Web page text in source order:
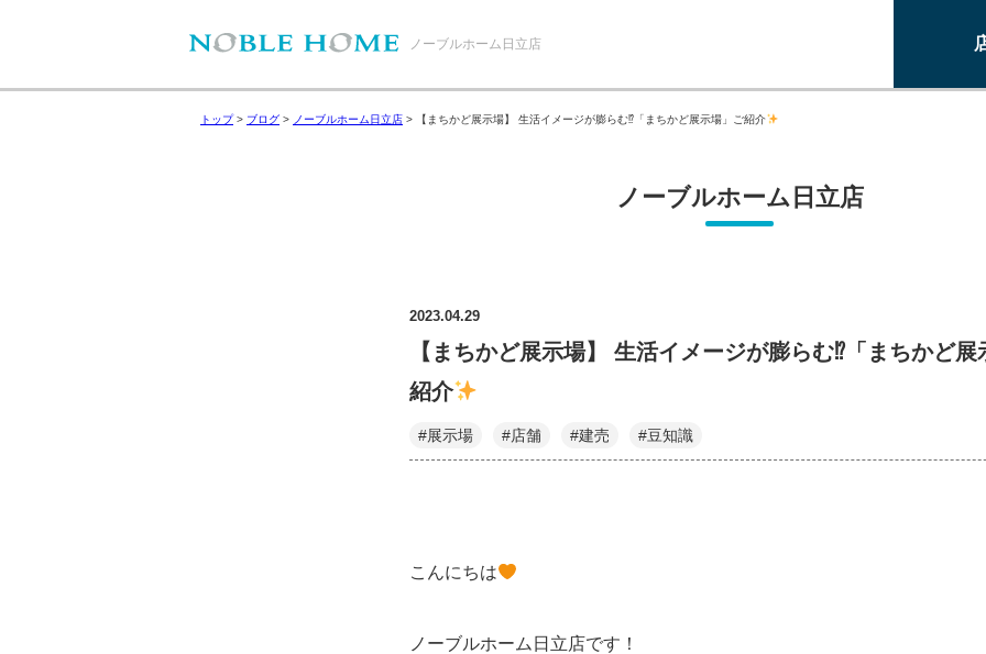
ノーブルホーム日立店
トップ> ブログ > ノーブルホーム日立店 > 【まちかど展示場】 生活イメージが膨らむ⁉「まちかど展示場」ご紹介
ノーブルホーム日立店
2023.04.29
【まちかど展示場】 生活イメージが膨らむ⁉「まちかど展
紹介
#展示場 #店舗 #建売 #豆知識
こんにちは
ノーブルホーム日立店です！